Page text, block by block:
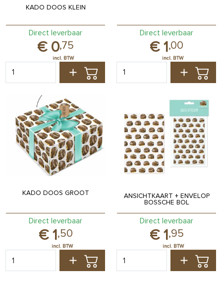
KADO DOOS KLEIN
0,75
Direct leverbaar
1 ,00
Direct leverbaar
KADO DOOS GROOT
1 ,50
Direct leverbaar
ANSICHTKAART + ENVELOP
BOSSCHE BOL
1 ,95
Direct leverbaar